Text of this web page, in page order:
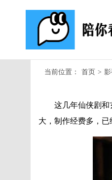
当前位置： 首页 >
这几年仙侠剧和玄
大，制作经费多，